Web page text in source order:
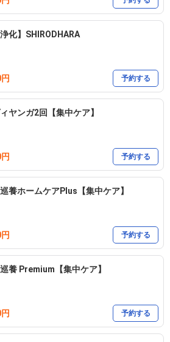
浄化】SHIRODHARA
予約する
ヤンガ2回【集中ケア】
予約する
養ホームケアPlus【集中ケア】
予約する
養 Premium【集中ケア】
予約する